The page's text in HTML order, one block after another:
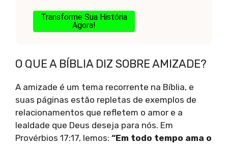
Transforme Sua História
Agora!
O QUE A BÍBLIA DIZ SOBRE AMIZADE?
A amizade é um tema recorrente na Bíblia, e
suas páginas estão repletas de exemplos de
relacionamentos que refletem o amor e a
lealdade que Deus deseja para nós. Em
Provérbios 17:17, lemos: “Em todo tempo ama o